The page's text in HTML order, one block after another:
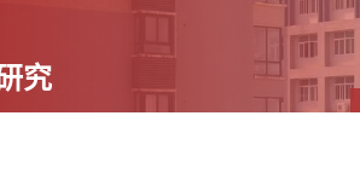
究